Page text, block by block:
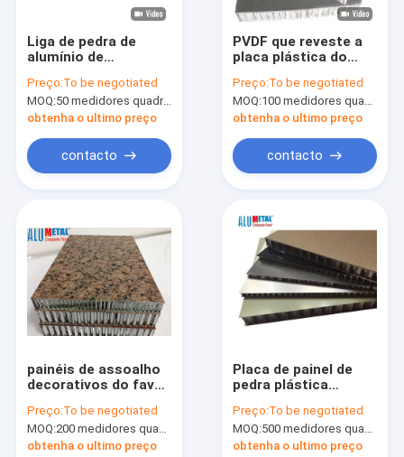
Liga de pedra de
alumínio de
folha 2000mm do
painel 0.7mm do favo
de mel do PE
Preço:To be negotiated
MOQ:50 medidores quadrados
obtenha o ultimo preço
contacto
PVDF que reveste a
placa plástica do
pedra do favo de mel
200mm 1300mm
Preço:To be negotiated
MOQ:100 medidores quadrados
obtenha o ultimo preço
contacto
painéis de assoalho
decorativos do favo
parede do painel do
favo de mel da pedra
de 2440mm 4mm
Preço:To be negotiated
MOQ:200 medidores quadrados
obtenha o ultimo preço
Placa de painel de
pedra plástica
favo de mel de
0.08MM A2 franco
Preço:To be negotiated
MOQ:500 medidores quadrados
obtenha o ultimo preço